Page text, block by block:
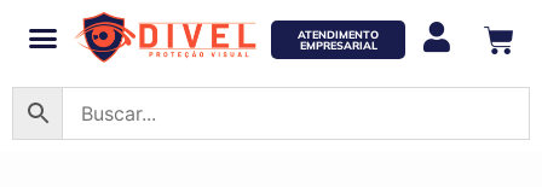
ATENDIMENTO
EMPRESARIAL